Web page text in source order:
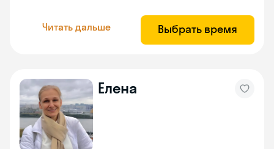
Читать дальше Выбрать время
Елена